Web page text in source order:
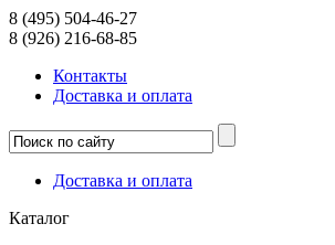
8 (495) 504-46-27
8 (926) 216-68-85
Контакты
Доcтавка и оплата
Доcтавка и оплата
Каталог